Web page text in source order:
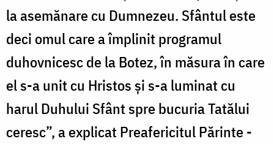
la asemănare cu Dumnezeu. Sfântul este
deci omul care a împlinit programul
duhovnicesc de la Botez, în măsura în care
el s-a unit cu Hristos și s-a luminat cu
harul Duhului Sfânt spre bucuria Tatălui
ceresc”, a ­explicat Preafericitul Părinte ­